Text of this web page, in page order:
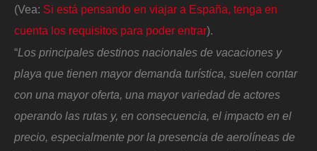
(Vea: Si está pensando en viajar a España, tenga en
cuenta los requisitos para poder entrar).
“Los principales destinos nacionales de vacaciones y
playa que tienen mayor demanda turística, suelen contar
con una mayor oferta, una mayor variedad de actores
operando las rutas y, en consecuencia, el impacto en el
precio, especialmente por la presencia de aerolíneas de